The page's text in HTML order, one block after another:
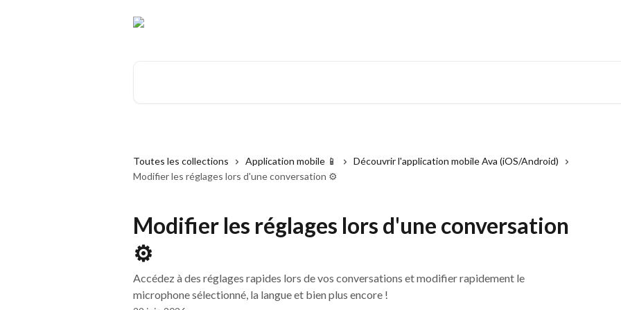
Toutes les collections Application mobile 📱
Découvrir l'application mobile Ava (iOS/Android)
Modifier les réglages lors d'une conversation ⚙️
Modifier les réglages lors d'une conversation
⚙️
Accédez à des réglages rapides lors de vos conversations et modifier rapidement le
microphone sélectionné, la langue et bien plus encore !